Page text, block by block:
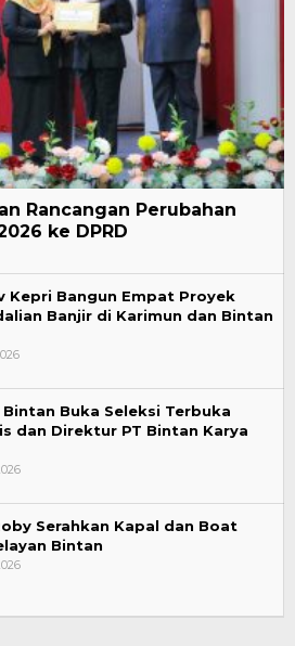
Rancangan Perubahan
ke DPRD
Kepri Bangun Empat Proyek
Banjir di Karimun dan Bintan
Buka Seleksi Terbuka
dan Direktur PT Bintan Karya
Serahkan Kapal dan Boat
Bintan